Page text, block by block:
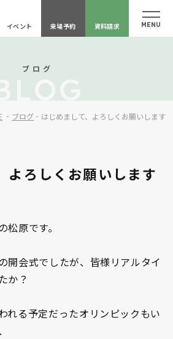
イベント 来場予約 資料請求
ブログ
ブログ
はじめまして、よろしくお願いします
よろしくお願いします
原です。
開会式でしたが、皆様リアルタイ
か？
れる予定だったオリンピックもい